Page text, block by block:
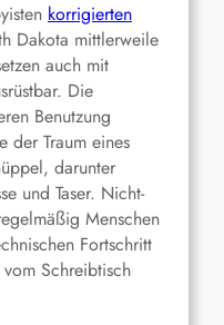
korrigierten
Dakota mittlerweile
auch mit
Die
Benutzung
der Traum eines
darunter
und Taser. Nicht-
Menschen
Fortschritt
Schreibtisch